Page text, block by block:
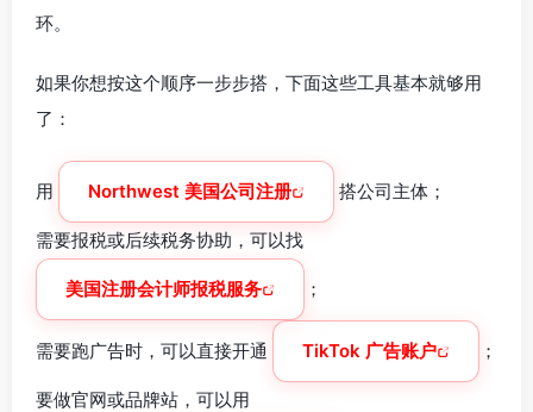
环。
如果你想按这个顺序一步步搭，下面这些工具基本就够用
了：
用 Northwest 美国公司注册 搭公司主体；
需要报税或后续税务协助，可以找
美国注册会计师报税服务 ；
需要跑广告时，可以直接开通 TikTok 广告账户 ；
要做官网或品牌站，可以用